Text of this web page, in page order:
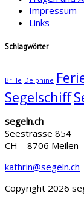
Impressum
Links
Schlagwörter
Brille Delphine
Segelschiff
segeln.ch
Seestrasse 854
CH – 8706 Meilen
kathrin@segeln.ch
Copyright 2026